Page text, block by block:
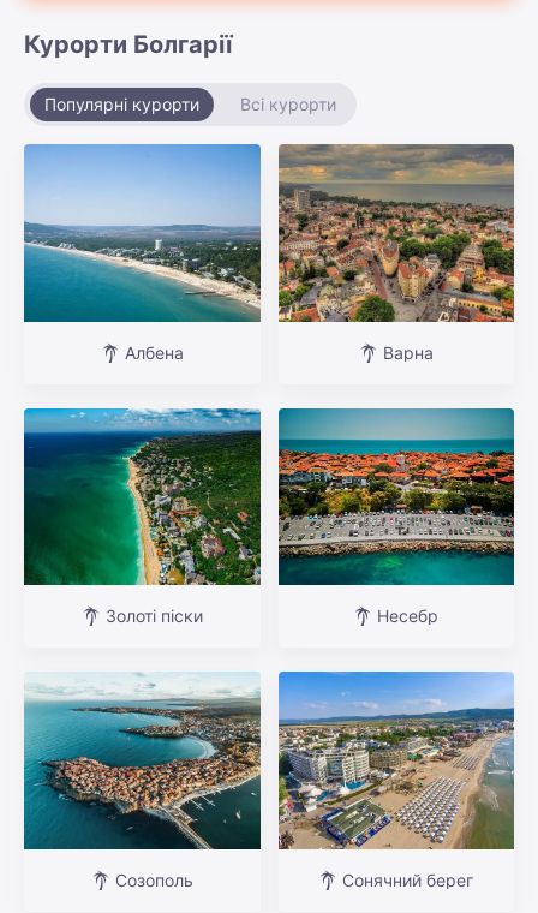
Курорти Болгарії
Популярні курорти Всі курорти
Албена Варна
Золоті піски Несебр
Созополь Сонячний берег